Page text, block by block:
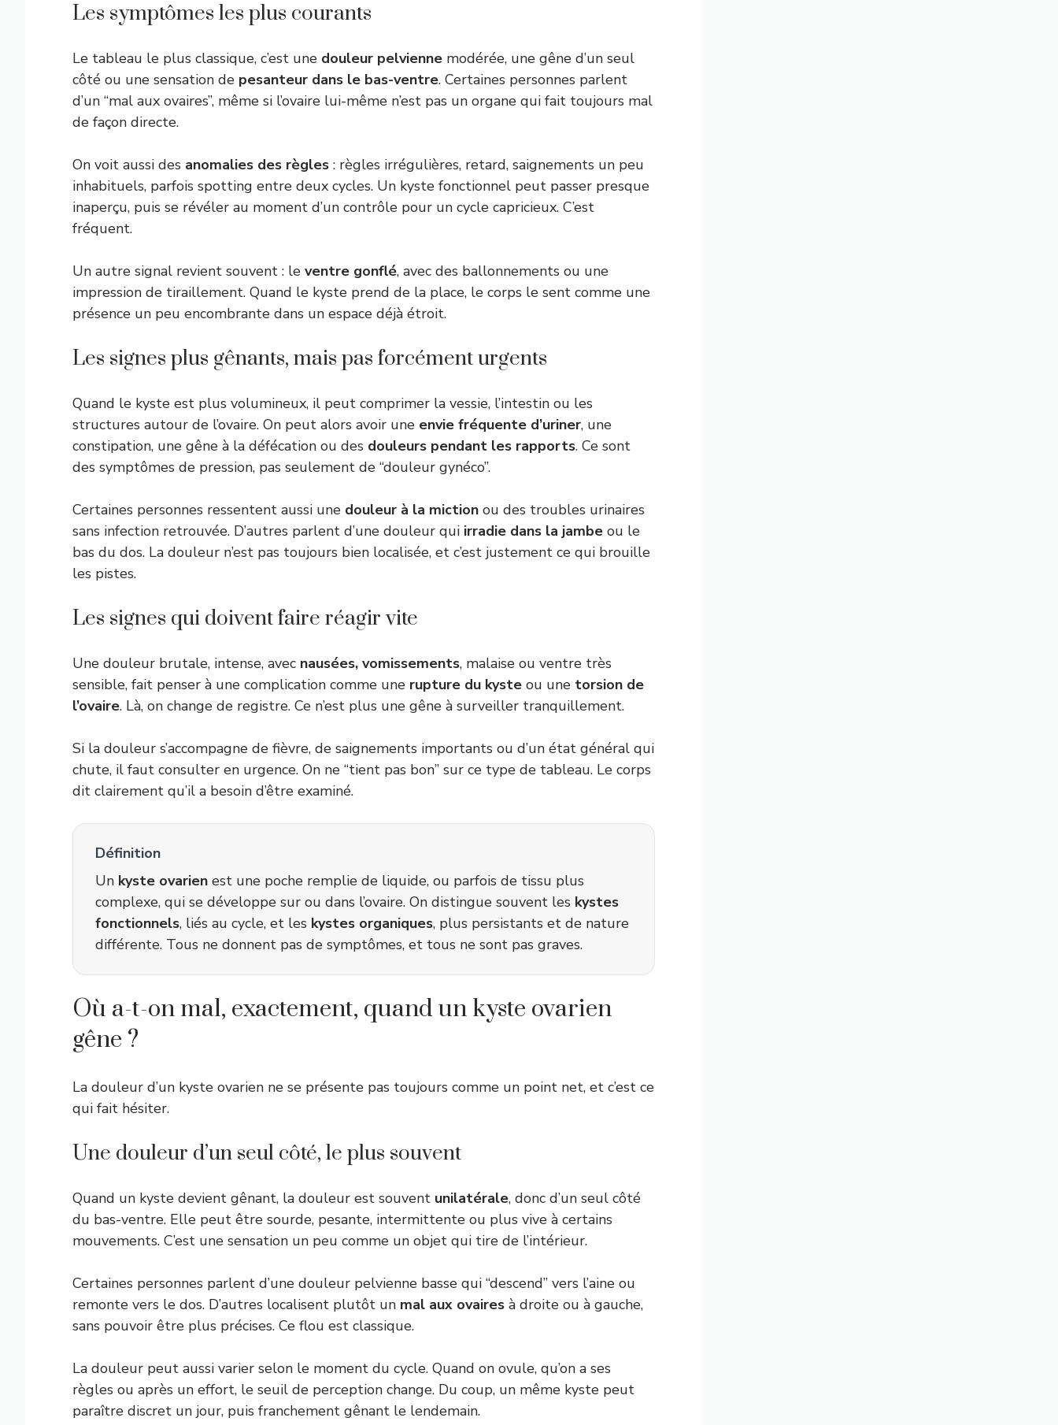
Les symptômes les plus courants
Le tableau le plus classique, c’est une douleur pelvienne modérée, une gêne d’un seul
côté ou une sensation de pesanteur dans le bas-ventre. Certaines personnes parlent
d’un “mal aux ovaires”, même si l’ovaire lui-même n’est pas un organe qui fait toujours mal
de façon directe.
On voit aussi des anomalies des règles : règles irrégulières, retard, saignements un peu
inhabituels, parfois spotting entre deux cycles. Un kyste fonctionnel peut passer presque
inaperçu, puis se révéler au moment d’un contrôle pour un cycle capricieux. C’est
fréquent.
Un autre signal revient souvent : le ventre gonflé, avec des ballonnements ou une
impression de tiraillement. Quand le kyste prend de la place, le corps le sent comme une
présence un peu encombrante dans un espace déjà étroit.
Les signes plus gênants, mais pas forcément urgents
Quand le kyste est plus volumineux, il peut comprimer la vessie, l’intestin ou les
structures autour de l’ovaire. On peut alors avoir une envie fréquente d’uriner, une
constipation, une gêne à la défécation ou des douleurs pendant les rapports. Ce sont
des symptômes de pression, pas seulement de “douleur gynéco”.
Certaines personnes ressentent aussi une douleur à la miction ou des troubles urinaires
sans infection retrouvée. D’autres parlent d’une douleur qui irradie dans la jambe ou le
bas du dos. La douleur n’est pas toujours bien localisée, et c’est justement ce qui brouille
les pistes.
Les signes qui doivent faire réagir vite
Une douleur brutale, intense, avec nausées, vomissements, malaise ou ventre très
sensible, fait penser à une complication comme une rupture du kyste ou une torsion de
l’ovaire. Là, on change de registre. Ce n’est plus une gêne à surveiller tranquillement.
Si la douleur s’accompagne de fièvre, de saignements importants ou d’un état général qui
chute, il faut consulter en urgence. On ne “tient pas bon” sur ce type de tableau. Le corps
dit clairement qu’il a besoin d’être examiné.
Définition
Un kyste ovarien est une poche remplie de liquide, ou parfois de tissu plus
complexe, qui se développe sur ou dans l’ovaire. On distingue souvent les kystes
fonctionnels, liés au cycle, et les kystes organiques, plus persistants et de nature
différente. Tous ne donnent pas de symptômes, et tous ne sont pas graves.
Où a-t-on mal, exactement, quand un kyste ovarien
gêne ?
La douleur d’un kyste ovarien ne se présente pas toujours comme un point net, et c’est ce
qui fait hésiter.
Une douleur d’un seul côté, le plus souvent
Quand un kyste devient gênant, la douleur est souvent unilatérale, donc d’un seul côté
du bas-ventre. Elle peut être sourde, pesante, intermittente ou plus vive à certains
mouvements. C’est une sensation un peu comme un objet qui tire de l’intérieur.
Certaines personnes parlent d’une douleur pelvienne basse qui “descend” vers l’aine ou
remonte vers le dos. D’autres localisent plutôt un mal aux ovaires à droite ou à gauche,
sans pouvoir être plus précises. Ce flou est classique.
La douleur peut aussi varier selon le moment du cycle. Quand on ovule, qu’on a ses
règles ou après un effort, le seuil de perception change. Du coup, un même kyste peut
paraître discret un jour, puis franchement gênant le lendemain.